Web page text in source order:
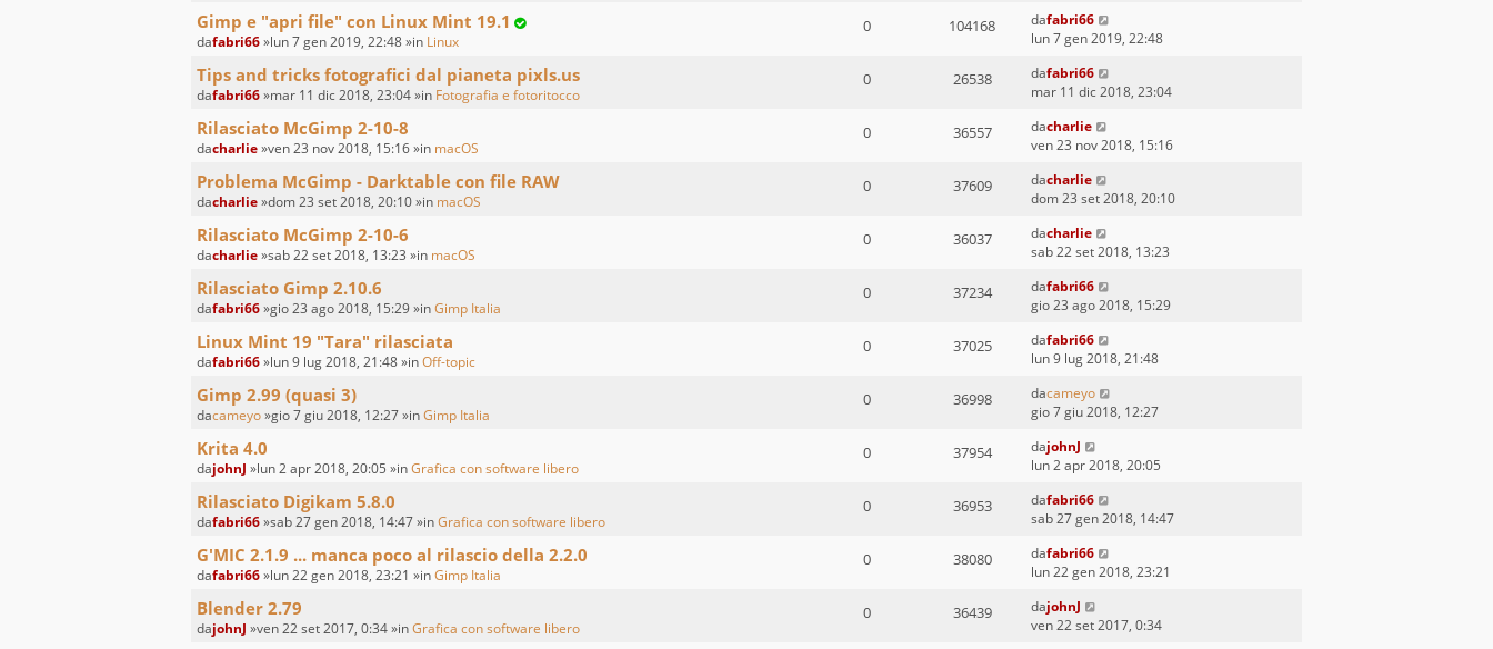
Gimp e "apri file" con Linux Mint 19.1
dafabri66»lun 7 gen 2019, 22:48 »in Linux
0 104168 dafabri66
lun 7 gen 2019, 22:48
Tips and tricks fotografici dal pianeta pixls.us
dafabri66»mar 11 dic 2018, 23:04 »in Fotografia e fotoritocco
0 26538 dafabri66
mar 11 dic 2018, 23:04
Rilasciato McGimp 2-10-8
dacharlie»ven 23 nov 2018, 15:16 »in macOS
0 36557 dacharlie
ven 23 nov 2018, 15:16
Problema McGimp - Darktable con file RAW
dacharlie»dom 23 set 2018, 20:10 »in macOS
0 37609 dacharlie
dom 23 set 2018, 20:10
Rilasciato McGimp 2-10-6
dacharlie»sab 22 set 2018, 13:23 »in macOS
0 36037 dacharlie
sab 22 set 2018, 13:23
Rilasciato Gimp 2.10.6
dafabri66»gio 23 ago 2018, 15:29 »inGimp Italia
0 37234 dafabri66
gio 23 ago 2018, 15:29
Linux Mint 19 "Tara" rilasciata
dafabri66»lun 9 lug 2018, 21:48 »inOff-topic
0 37025 dafabri66
lun 9 lug 2018, 21:48
Gimp 2.99 (quasi 3)
dacameyo»gio 7 giu 2018, 12:27 »inGimp Italia
0 36998 dacameyo
gio 7 giu 2018, 12:27
Krita 4.0
dajohnJ »lun 2 apr 2018, 20:05 »inGrafica con software libero
0 37954 dajohnJ
lun 2 apr 2018, 20:05
Rilasciato Digikam 5.8.0
dafabri66»sab 27 gen 2018, 14:47 »inGrafica con software libero
0 36953 dafabri66
sab 27 gen 2018, 14:47
G'MIC 2.1.9 ... manca poco al rilascio della 2.2.0
dafabri66»lun 22 gen 2018, 23:21 »inGimp Italia
0 38080 dafabri66
lun 22 gen 2018, 23:21
Blender 2.79
dajohnJ »ven 22 set 2017, 0:34 »inGrafica con software libero
0 36439 dajohnJ
ven 22 set 2017, 0:34